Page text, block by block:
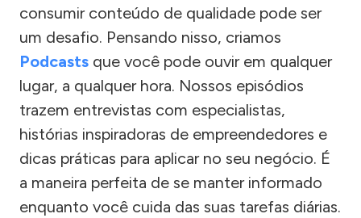
consumir conteúdo de qualidade pode ser
um desafio. Pensando nisso, criamos
Podcasts que você pode ouvir em qualquer
lugar, a qualquer hora. Nossos episódios
trazem entrevistas com especialistas,
histórias inspiradoras de empreendedores e
dicas práticas para aplicar no seu negócio. É
a maneira perfeita de se manter informado
enquanto você cuida das suas tarefas diárias.